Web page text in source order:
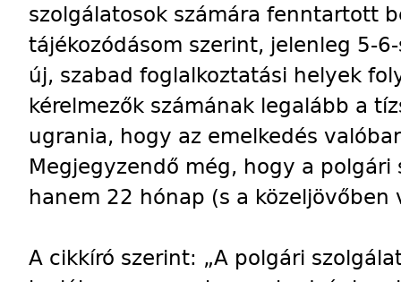
szolgálatosok számára fenntartott
tájékozódásom szerint, jelenleg 5-
új, szabad foglalkoztatási helyek
kérelmezők számának legalább a
ugrania, hogy az emelkedés
Megjegyzendő még, hogy a
hanem 22 hónap (s a
A cikkíró szerint: „A polgári